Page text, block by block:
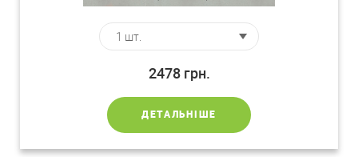
2478 грн.
ДЕТАЛЬНІШЕ